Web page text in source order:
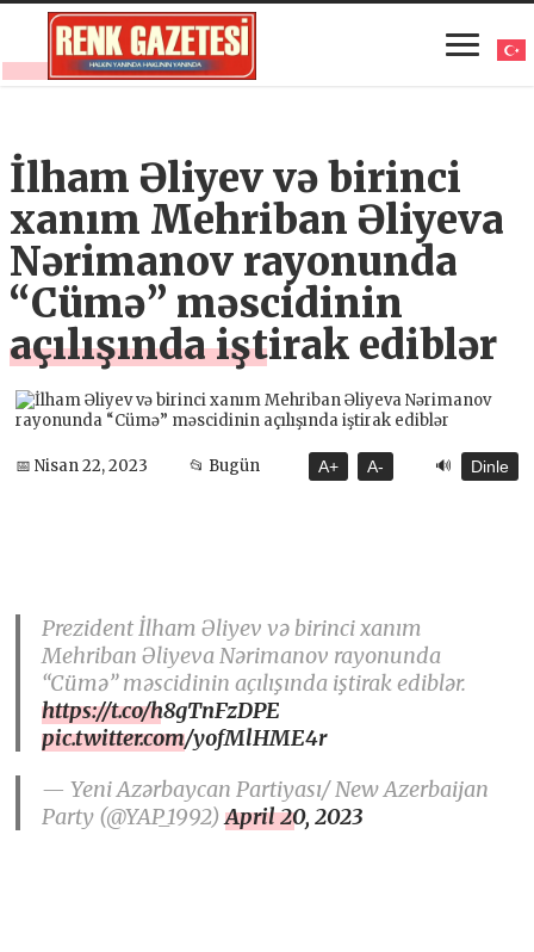
İlham Əliyev və birinci
xanım Mehriban Əliyeva
Nərimanov rayonunda
“Cümə” məscidinin
açılışında iştirak ediblər
📅 Nisan 22, 2023 📂 Bugün A+ A- 🔊 Dinle
Prezident İlham Əliyev və birinci xanım
Mehriban Əliyeva Nərimanov rayonunda
“Cümə” məscidinin açılışında iştirak ediblər.
https://t.co/h8gTnFzDPE
pic.twitter.com/yofMlHME4r
— Yeni Azərbaycan Partiyası/ New Azerbaijan
Party (@YAP_1992)April 20, 2023